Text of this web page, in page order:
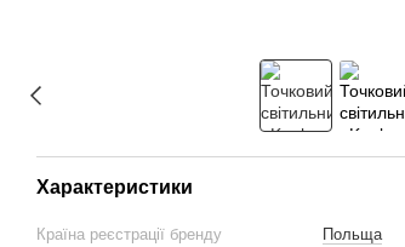
Характеристики
Країна реєстрації бренду
Польща